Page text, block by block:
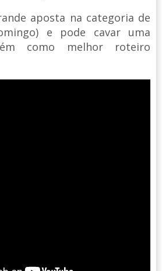
aposta na categoria de
e pode cavar uma
como melhor roteiro